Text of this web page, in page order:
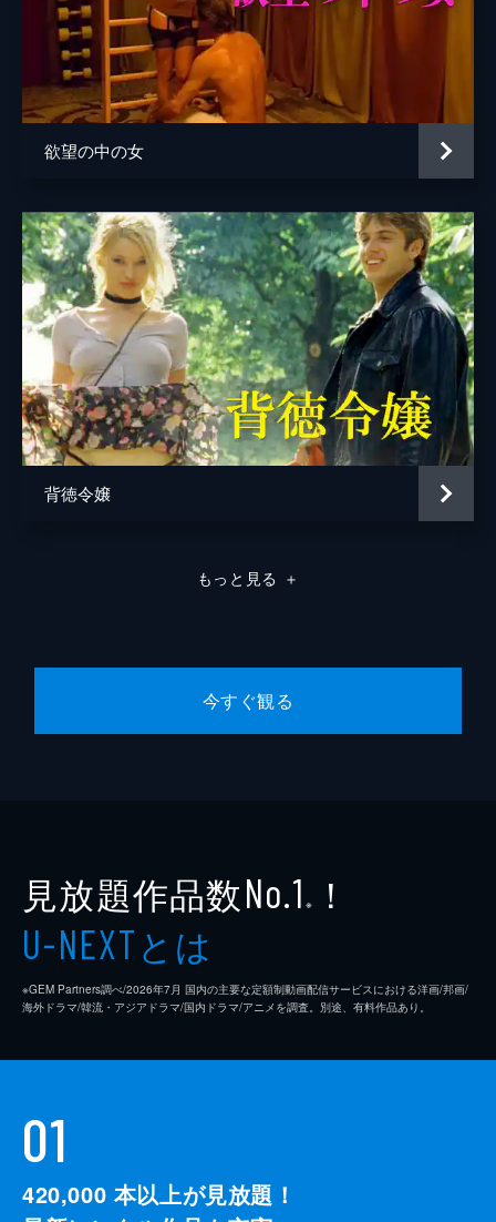
欲望の中の女
背徳令嬢
もっと見る ＋
今すぐ観る
見放題作品数No.1 ※ ！
U-NEXTとは
※GEM Partners調べ/2026年7⽉ 国内の主要な定額制動画配信サービスにおける洋画/邦画/
海外ドラマ/韓流・アジアドラマ/国内ドラマ/アニメを調査。別途、有料作品あり。
01
420,000 本以上が見放題！